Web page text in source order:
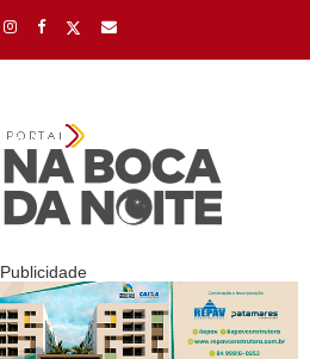
Publicidade